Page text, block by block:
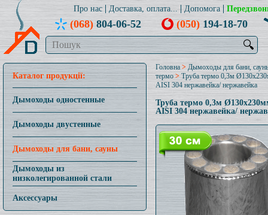
Про нас Доставка, оплата... Допомога
(068)804-06-52 (050)194-18-70
🔍
Каталог продукції:
Дымоходы одностенные
Дымоходы двустенные
Дымоходы для бани, сауны
Дымоходы из
низколегированной стали
Аксессуары
Головна > Дымоходы для бани,
термо>Труба термо 0,3м
AISI 304 нержавейка/ нержавейка
Труба термо 0,3м
AISI 304 нержавейка/